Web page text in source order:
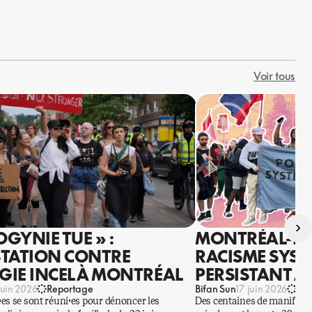
Voir tous
TUE » :
CONTRE
INCEL À MONTRÉAL
2026 Reportage
se sont réuni·es pour dénoncer les
MONTRÉAL-
RACISME
PERSISTANT
Bifan Sun17 juin 2026
Des centaines de
›